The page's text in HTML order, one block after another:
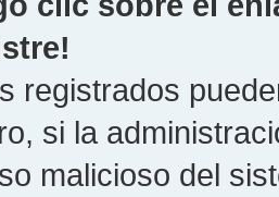
registrados
si la
malicioso del